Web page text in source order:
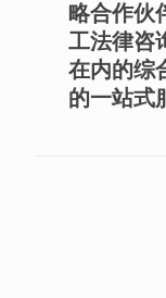
略合作伙
工法律咨
在内的综
的一站式